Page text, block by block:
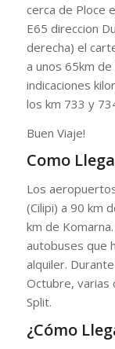
cerca de Ploce
E65 direccion
derecha) el
a unos 65km de
indicaciones
los km 733 y
Buen Viaje!
Como
Los
(Cilipi) a 90 km
km de
autobuses que
alquiler.
Octubre, varias
Split.
¿Cómo